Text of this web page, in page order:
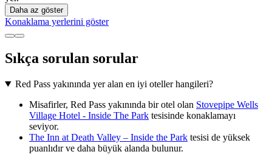
Daha az göster
Konaklama yerlerini göster
Sıkça sorulan sorular
Red Pass yakınında yer alan en iyi oteller hangileri?
Misafirler, Red Pass yakınında bir otel olan Stovepipe Wells
Village Hotel - Inside The Park tesisinde konaklamayı
seviyor.
The Inn at Death Valley – Inside the Park tesisi de yüksek
puanlıdır ve daha büyük alanda bulunur.